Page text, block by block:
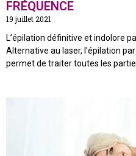
FRÉQUENCE
19 juillet 2021
L’épilation définitive et indolore
Alternative au laser, l’épilation
permet de traiter toutes les